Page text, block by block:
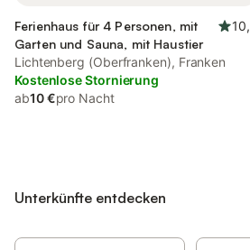
Ferienhaus für 4 Personen, mit
Garten und Sauna, mit Haustier
Lichtenberg (Oberfranken), Franken
Kostenlose Stornierung
ab10 €pro Nacht
Unterkünfte entdecken